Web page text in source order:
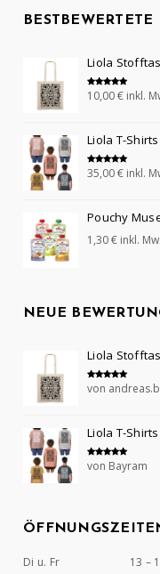
BESTBEWERTETE
Liola
Bewertet mit
5.00
10,00€ inkl.
Liola T-Shirts
Bewertet mit
5.00
35,00€ inkl.
Pouchy
1,30€ inkl.
NEUE
Liola
Bewertet mit
von
Liola T-Shirts
Bewertet mit
von Bayram
Di u. Fr
13 –